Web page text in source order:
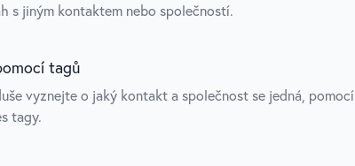
s jiným kontaktem nebo společností.
tagů
vyznejte o jaký kontakt a společnost se jedná, pomocí
tagy.